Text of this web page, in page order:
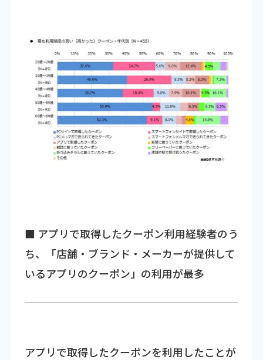
■ アプリで取得したクーポン利用経験者のう
ち、「店舗・ブランド・メーカーが提供して
いるアプリのクーポン」の利用が最多
アプリで取得したクーポンを利用したことが